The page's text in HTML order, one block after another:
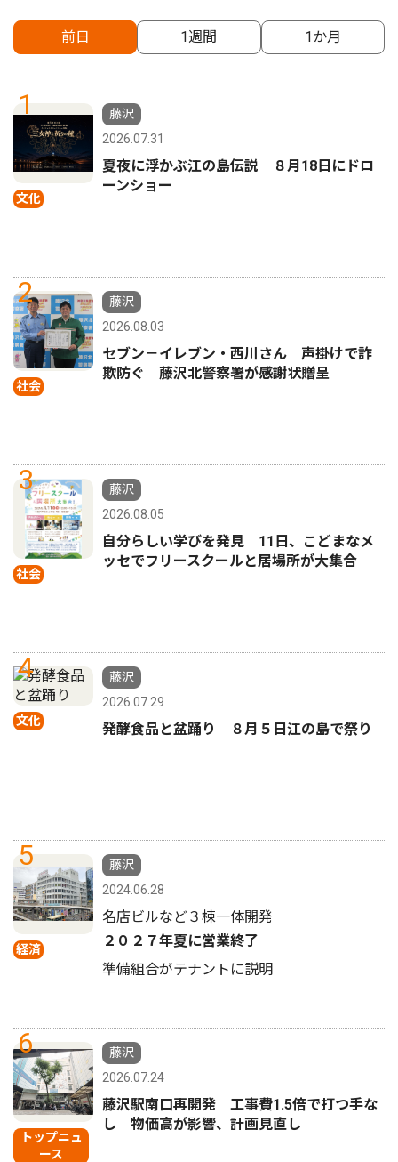
前日 1週間 1か月
1
文化
藤沢
2026.07.31
夏夜に浮かぶ江の島伝説 ８月18日にドロ
ーンショー
2
社会
藤沢
2026.08.03
セブン－イレブン・西川さん 声掛けで詐
欺防ぐ 藤沢北警察署が感謝状贈呈
3
社会
藤沢
2026.08.05
自分らしい学びを発見 11日、こどまなメ
ッセでフリースクールと居場所が大集合
4
文化
藤沢
2026.07.29
発酵食品と盆踊り ８月５日江の島で祭り
5
経済
藤沢
2024.06.28
名店ビルなど３棟一体開発
２０２７年夏に営業終了
準備組合がテナントに説明
6
トップニュ
ース
藤沢
2026.07.24
藤沢駅南口再開発 工事費1.5倍で打つ手な
し 物価高が影響、計画見直し